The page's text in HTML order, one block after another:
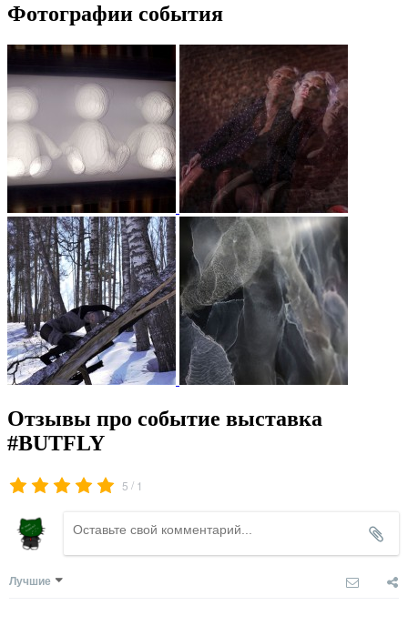
Фотографии события
Отзывы про событие выставка
#BUTFLY
5 / 1
Лучшие